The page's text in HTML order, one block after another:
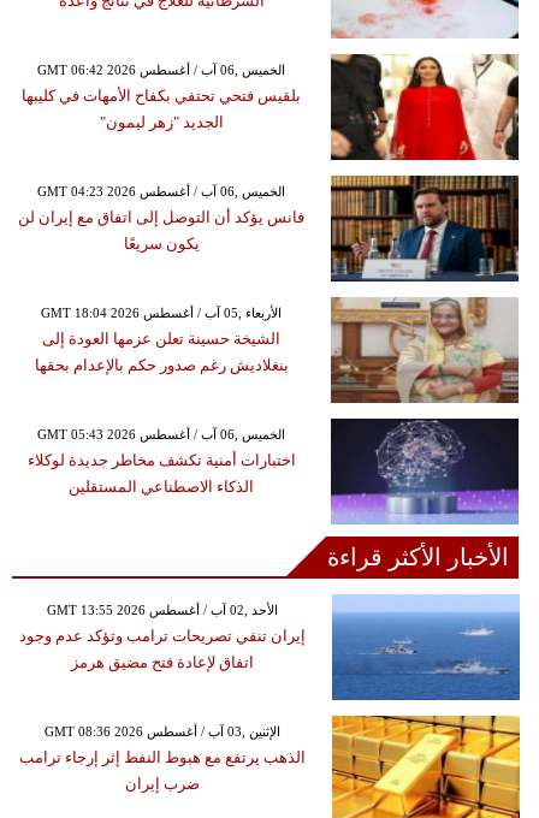
GMT 06:42 2026 الخميس ,06 آب / أغسطس
بلقيس فتحي تحتفي بكفاح الأمهات في كليبها
الجديد "زهر ليمون"
GMT 04:23 2026 الخميس ,06 آب / أغسطس
فانس يؤكد أن التوصل إلى اتفاق مع إيران لن
يكون سريعًا
GMT 18:04 2026 الأربعاء ,05 آب / أغسطس
الشيخة حسينة تعلن عزمها العودة إلى
بنغلاديش رغم صدور حكم بالإعدام بحقها
GMT 05:43 2026 الخميس ,06 آب / أغسطس
اختبارات أمنية تكشف مخاطر جديدة لوكلاء
الذكاء الاصطناعي المستقلين
الأخبار الأكثر قراءة
GMT 13:55 2026 الأحد ,02 آب / أغسطس
إيران تنفي تصريحات ترامب وتؤكد عدم وجود
اتفاق لإعادة فتح مضيق هرمز
GMT 08:36 2026 الإثنين ,03 آب / أغسطس
الذهب يرتفع مع هبوط النفط إثر إرجاء ترامب
ضرب إيران